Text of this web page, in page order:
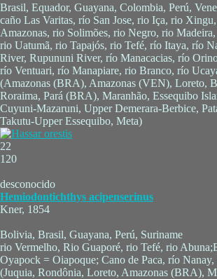
Brasil, Equador, Guayana, Colombia, Perú,
caño Las Varitas, río San Jose, rio Iça, rio
Amazonas, rio Solimões, rio Negro, rio
rio Uatumã, rio Tapajós, rio Tefé, río Itaya, río
River, Rupununi River, río Manacacias, río
río Ventuari, río Manapiare, rio Branco, río
(Amazonas (BRA), Amazonas (VEN), Loreto,
Roraima, Pará (BRA), Maranhão, Essequibo
Cuyuni-Mazaruni, Upper Demerara-Berbice,
Takutu-Upper Essequibo, Meta)
22
120
desconocido
Hemiodontichthys acipenserinus
Kner, 1854
Bolivia, Brasil, Guayana, Perú, Suriname
rio Vermelho, Rio Guaporé, rio Tefé, rio
Oyapock = Oiapoque; Cano de Paca, río
(Juquia, Rondônia, Loreto, Amazonas (BRA),